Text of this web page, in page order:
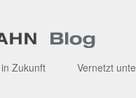
Zukunft Vernetzt